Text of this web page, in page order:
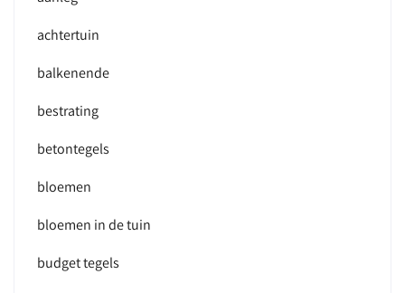
achtertuin
balkenende
bestrating
betontegels
bloemen
bloemen in de tuin
budget tegels